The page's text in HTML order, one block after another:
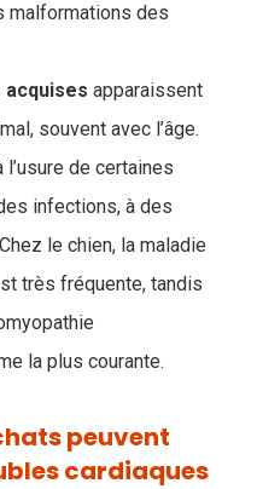
malformations des
acquises apparaissent
souvent avec l’âge.
de certaines
infections, à des
le chien, la maladie
très fréquente, tandis
la plus courante.
peuvent
cardiaques